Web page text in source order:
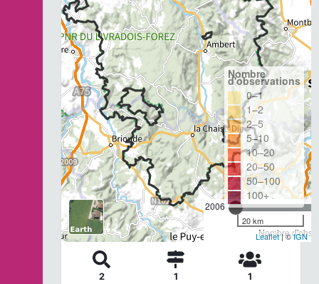
2006
Nombre
Nombre
d'observations
0–1
1–2
2–5
5–10
10–20
20–50
50–100
100+
20 km
Leaflet| ©IGN
2 1 1